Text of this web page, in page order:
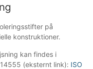
på
konstruktioner.
kan findes i
(eksternt link): ISO